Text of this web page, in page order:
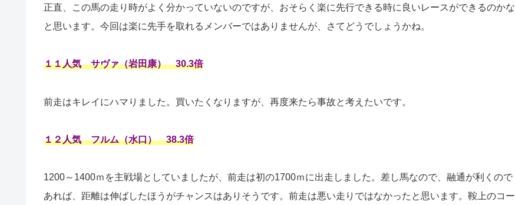
正直、この馬の走り時がよく分かっていないのですが、おそらく楽に先行できる時に良いレースができるのかな
と思います。今回は楽に先手を取れるメンバーではありませんが、さてどうでしょうかね。
１１人気 サヴァ（岩田康） 30.3倍
前走はキレイにハマりました。買いたくなりますが、再度来たら事故と考えたいです。
１２人気 フルム（水口） 38.3倍
1200～1400ｍを主戦場としていましたが、前走は初の1700ｍに出走しました。差し馬なので、融通が利くので
あれば、距離は伸ばしたほうがチャンスはありそうです。前走は悪い走りではなかったと思います。鞍上のコー